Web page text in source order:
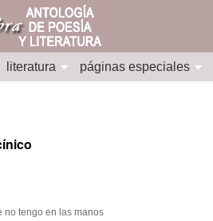
literatura páginas especiales
en las manos